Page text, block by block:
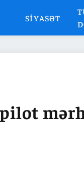
SIYASƏT